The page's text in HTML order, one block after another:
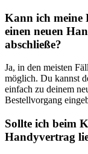
Kann ich meine
einen neuen
abschließe?
Ja, in den meisten
möglich. Du kannst
einfach zu deinem
Bestellvorgang
Sollte ich beim
Handyvertrag